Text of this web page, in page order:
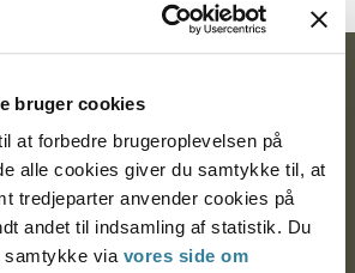
bruger cookies
at forbedre brugeroplevelsen på
alle cookies giver du samtykke til, at
tredjeparter anvender cookies på
andet til indsamling af statistik. Du
via vores side om